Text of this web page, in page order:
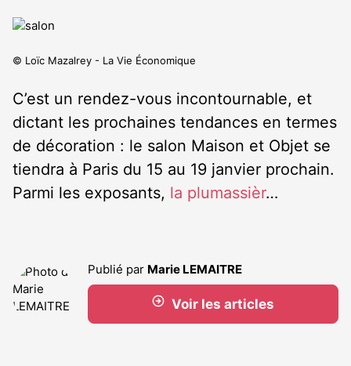
© Loïc Mazalrey - La Vie Économique
C’est un rendez-vous incontournable, et
dictant les prochaines tendances en termes
de décoration : le salon Maison et Objet se
tiendra à Paris du 15 au 19 janvier prochain.
Parmi les exposants, la plumassièr…
Publié par Marie LEMAITRE
Voir les articles